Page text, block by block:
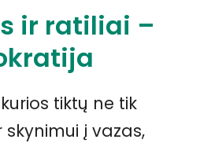
ir ratiliai –
tiktų ne tik
į vazas,